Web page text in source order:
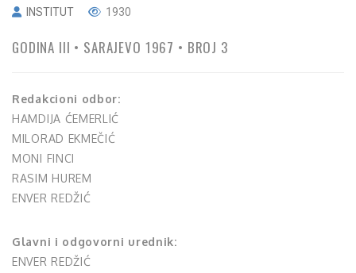
INSTITUT 1930
GODINA III • SARAJEVO 1967 • BROJ 3
Redakcioni odbor:
HAMDIJA ĆEMERLIĆ
MILORAD EKMEČIĆ
MONI FINCI
RASIM HUREM
ENVER REDŽIĆ
Glavni i odgovorni urednik:
ENVER REDŽIĆ